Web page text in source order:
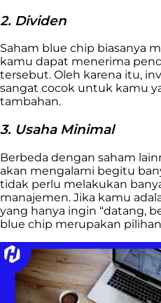
2. Dividen
Saham blue chip biasanya
kamu dapat menerima
tersebut. Oleh karena itu,
sangat cocok untuk kamu
tambahan.
3. Usaha Minimal
Berbeda dengan saham
akan mengalami begitu
tidak perlu melakukan
manajemen. Jika kamu
yang hanya ingin “datang,
blue chip merupakan